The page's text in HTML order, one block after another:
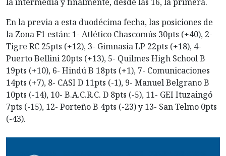
En la previa a esta duodécima fecha, las posiciones de
la Zona F1 están: 1- Atlético Chascomús 30pts (+40), 2-
Tigre RC 25pts (+12), 3- Gimnasia LP 22pts (+18), 4-
Puerto Bellini 20pts (+13), 5- Quilmes High School B
19pts (+10), 6- Hindú B 18pts (+1), 7- Comunicaciones
14pts (+7), 8- CASI D 11pts (-1), 9- Manuel Belgrano B
10pts (-14), 10- B.A.C.R.C. D 8pts (-5), 11- GEI Ituzaingó
7pts (-15), 12- Porteño B 4pts (-23) y 13- San Telmo 0pts
(-43).